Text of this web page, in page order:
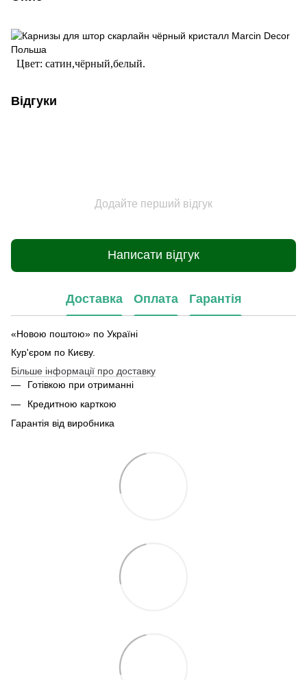
Цвет: сатин,чёрный,белый.
Відгуки
Додайте перший відгук
Написати відгук
Доставка Оплата Гарантія
«Новою поштою» по Україні
Кур'єром по Києву.
Більше інформації про доставку
Готівкою при отриманні
Кредитною карткою
Гарантія від виробника